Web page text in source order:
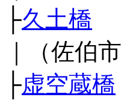
├久土橋
｜（佐伯
├虚空蔵橋